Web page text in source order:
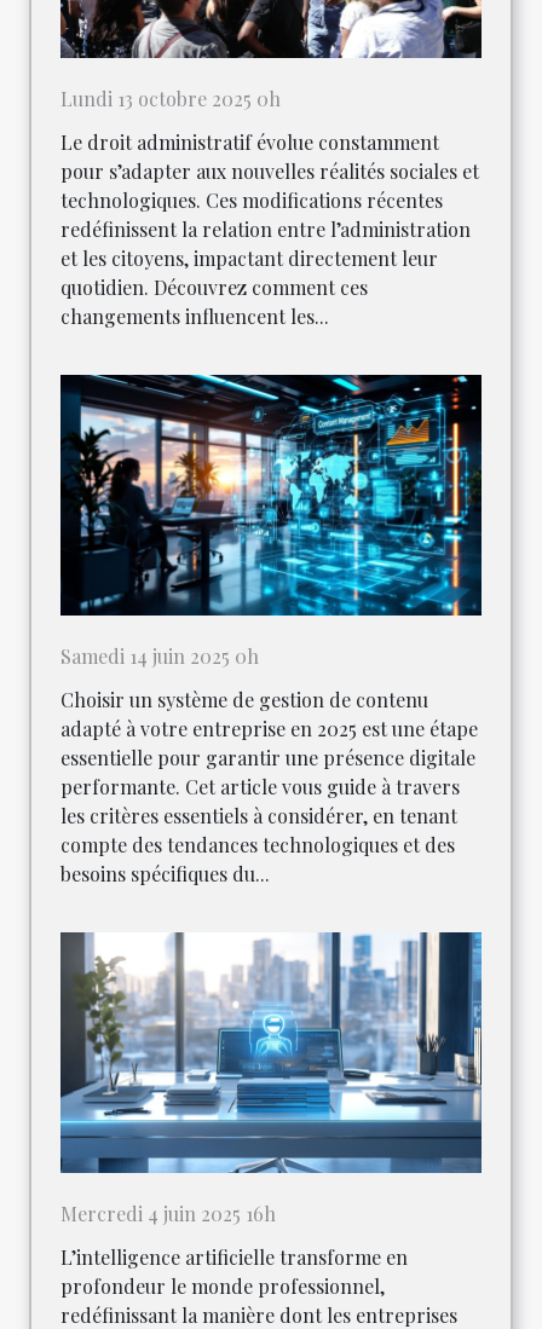
Lundi 13 octobre 2025 0h
Le droit administratif évolue constamment
pour s’adapter aux nouvelles réalités sociales et
technologiques. Ces modifications récentes
redéfinissent la relation entre l’administration
et les citoyens, impactant directement leur
quotidien. Découvrez comment ces
changements influencent les...
Samedi 14 juin 2025 0h
Choisir un système de gestion de contenu
adapté à votre entreprise en 2025 est une étape
essentielle pour garantir une présence digitale
performante. Cet article vous guide à travers
les critères essentiels à considérer, en tenant
compte des tendances technologiques et des
besoins spécifiques du...
Mercredi 4 juin 2025 16h
L’intelligence artificielle transforme en
profondeur le monde professionnel,
redéfinissant la manière dont les entreprises